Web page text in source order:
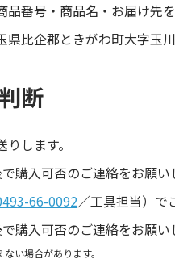
番号・商品名・お届け先
県比企郡ときがわ町大字玉
断
します。
購入可否のご連絡をお願い
66-0092／工具担当）で
購入可否のご連絡をお願い
い場合があります。